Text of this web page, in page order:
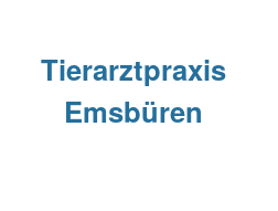
Tierarztpraxis
Emsbüren